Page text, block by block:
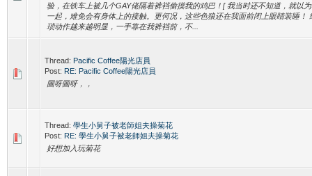
验，在铁车上被几个GAY佬隔着裤裆偷摸我的鸡巴！[ 我当时还不知道，就以
一起，难免会有身体上的接触。更何况，这些色狼还在我面前闭上眼睛装睡！
琐动作越来越明显，一手靠在我裤裆前，不...
Thread: Pacific Coffee陽光店員
Post: RE: Pacific Coffee陽光店員
圖呀圖呀，，
Thread: 學生小舅子被老師姐夫操菊花
Post: RE: 學生小舅子被老師姐夫操菊花
好想加入玩菊花